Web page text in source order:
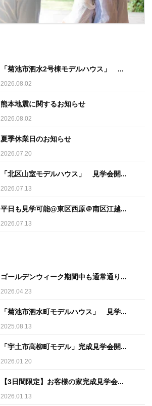
「菊池市泗水2号棟モデルハウス」 ...
2026.08.02
熊本地震に関するお知らせ
2026.08.02
夏季休業日のお知らせ
2026.07.20
「北区山室モデルハウス」 見学会開...
2026.07.13
平日も見学可能@東区西原＠南区江越...
2026.07.13
ゴールデンウィーク期間中も通常通り...
2026.04.23
「菊池市泗水町モデルハウス」 見学...
2025.08.13
「宇土市高柳町モデル」完成見学会開...
2026.01.20
【3日間限定】お客様の家完成見学会...
2026.01.13